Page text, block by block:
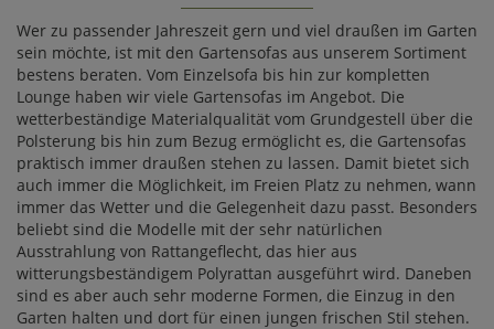
Wer zu passender Jahreszeit gern und viel draußen im Garten
sein möchte, ist mit den Gartensofas aus unserem Sortiment
bestens beraten. Vom Einzelsofa bis hin zur kompletten
Lounge haben wir viele Gartensofas im Angebot. Die
wetterbeständige Materialqualität vom Grundgestell über die
Polsterung bis hin zum Bezug ermöglicht es, die Gartensofas
praktisch immer draußen stehen zu lassen. Damit bietet sich
auch immer die Möglichkeit, im Freien Platz zu nehmen, wann
immer das Wetter und die Gelegenheit dazu passt. Besonders
beliebt sind die Modelle mit der sehr natürlichen
Ausstrahlung von Rattangeflecht, das hier aus
witterungsbeständigem Polyrattan ausgeführt wird. Daneben
sind es aber auch sehr moderne Formen, die Einzug in den
Garten halten und dort für einen jungen frischen Stil stehen.